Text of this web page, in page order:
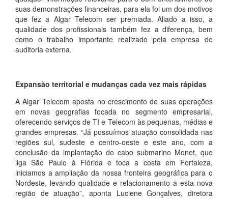
suas demonstrações financeiras, para ela foi um dos motivos
que fez a Algar Telecom ser premiada. Aliado a isso, a
qualidade dos profissionais também fez a diferença, bem
como o trabalho importante realizado pela empresa de
auditoria externa.
Expansão territorial e mudanças cada vez mais rápidas
A Algar Telecom aposta no crescimento de suas operações
em novas geografias focada no segmento empresarial,
oferecendo serviços de TI e Telecom às pequenas, médias e
grandes empresas. “Já possuímos atuação consolidada nas
regiões sul, sudeste e centro-oeste e este ano, com a
conclusão da implantação do cabo submarino Monet, que
liga São Paulo à Flórida e toca a costa em Fortaleza,
iniciamos a ampliação da nossa fronteira geográfica para o
Nordeste, levando qualidade e relacionamento a esta nova
região de atuação”, aponta Luciene Gonçalves, diretora